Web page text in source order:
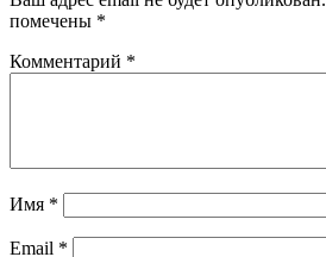
помечены *
Комментарий *
Имя *
Email *